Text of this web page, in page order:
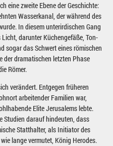
eine zweite Ebene der Geschichte:
Wasserkanal, der während des
In diesem unterirdischen Gang
darunter Küchengefäße, Ton-
sogar das Schwert eines römischen
der dramatischen letzten Phase
Römer.
verändert. Entgegen früheren
arbeitender Familien war,
Elite Jerusalems lebte.
Studien darauf hindeuten, dass
Statthalter, als Initiator des
lange vermutet, König Herodes.